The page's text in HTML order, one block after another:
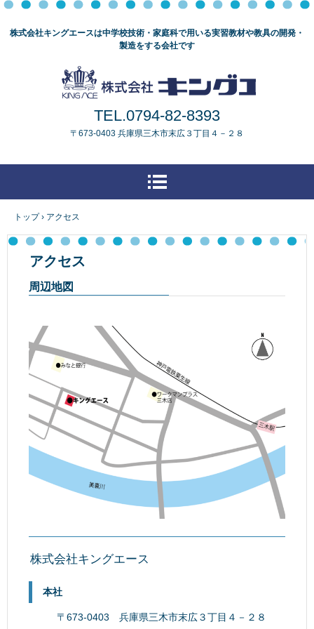
株式会社キングエースは中学校技術・家庭科で用いる実習教材や教具の開発・
製造をする会社です
TEL.0794-82-8393
〒673-0403 兵庫県三木市末広３丁目４－２８
トップ › アクセス
アクセス
周辺地図
株式会社キングエース
本社
〒673-0403 兵庫県三木市末広３丁目４－２８